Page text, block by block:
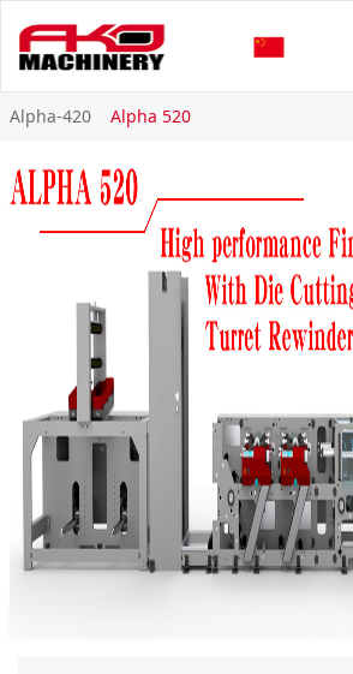
Alpha-420 Alpha 520